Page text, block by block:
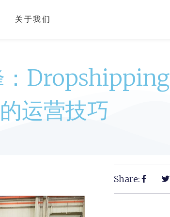
关于我们
：Dropshipping
运营技巧
Share: